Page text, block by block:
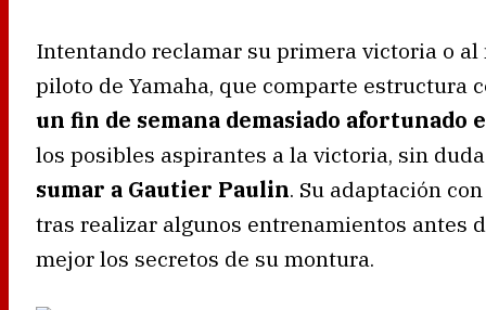
Intentando reclamar su primera victoria o
piloto de Yamaha, que comparte estructura
un fin de semana demasiado afortunado
los posibles aspirantes a la victoria, sin
sumar a Gautier Paulin. Su adaptación
tras realizar algunos entrenamientos antes
mejor los secretos de su montura.